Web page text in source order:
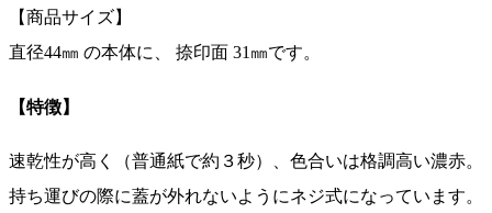
【商品サイズ】
直径44㎜ の本体に、 捺印面 31㎜です。
【特徴】
速乾性が高く（普通紙で約３秒）、色合いは格調高い濃赤。
持ち運びの際に蓋が外れないようにネジ式になっています。